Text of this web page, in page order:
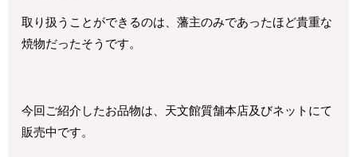
取り扱うことができるのは、藩主のみであったほど貴重な
焼物だったそうです。
今回ご紹介したお品物は、天文館質舗本店及びネットにて
販売中です。